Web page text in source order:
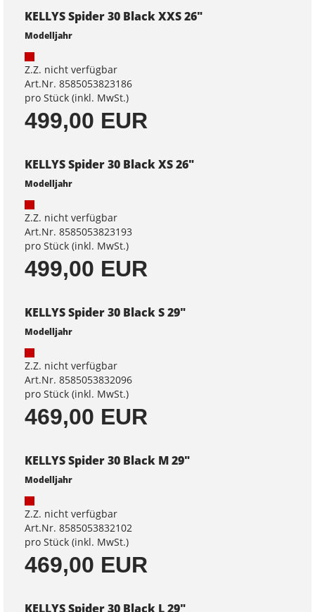
KELLYS Spider 30 Black XXS 26"
Modelljahr
Z.Z. nicht verfügbar
Art.Nr. 8585053823186
pro Stück (inkl. MwSt.)
499,00 EUR
KELLYS Spider 30 Black XS 26"
Modelljahr
Z.Z. nicht verfügbar
Art.Nr. 8585053823193
pro Stück (inkl. MwSt.)
499,00 EUR
KELLYS Spider 30 Black S 29"
Modelljahr
Z.Z. nicht verfügbar
Art.Nr. 8585053832096
pro Stück (inkl. MwSt.)
469,00 EUR
KELLYS Spider 30 Black M 29"
Modelljahr
Z.Z. nicht verfügbar
Art.Nr. 8585053832102
pro Stück (inkl. MwSt.)
469,00 EUR
KELLYS Spider 30 Black L 29"